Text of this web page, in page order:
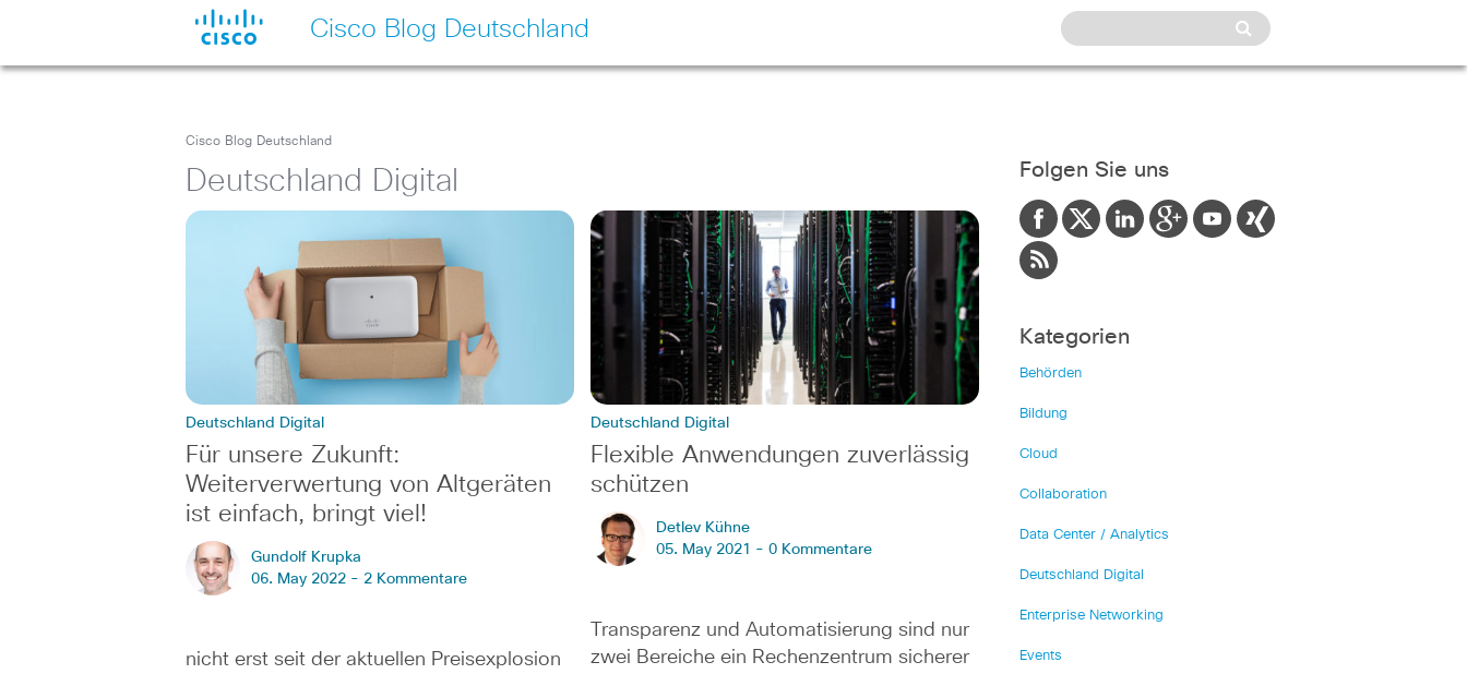
Cisco Blog Deutschland
Cisco Blog Deutschland
Deutschland Digital
Deutschland Digital
Für unsere Zukunft:
Weiterverwertung von Altgeräten
ist einfach, bringt viel!
Gundolf Krupka
06. May 2022 - 2 Kommentare
nicht erst seit der aktuellen Preisexplosion
Deutschland Digital
Flexible Anwendungen zuverlässig
schützen
Detlev Kühne
05. May 2021 - 0 Kommentare
Transparenz und Automatisierung sind nur
zwei Bereiche ein Rechenzentrum sicherer
Folgen Sie uns
Kategorien
Behörden
Bildung
Cloud
Collaboration
Data Center / Analytics
Deutschland Digital
Enterprise Networking
Events